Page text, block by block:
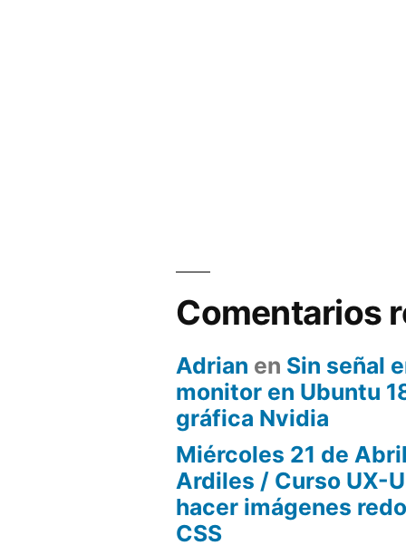
Comentarios
Adrian en Sin señal
monitor en Ubuntu
gráfica Nvidia
Miércoles 21 de
Ardiles / Curso UX-
hacer imágenes
CSS